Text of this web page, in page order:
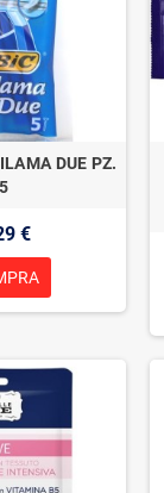
DUE PZ.
5
€